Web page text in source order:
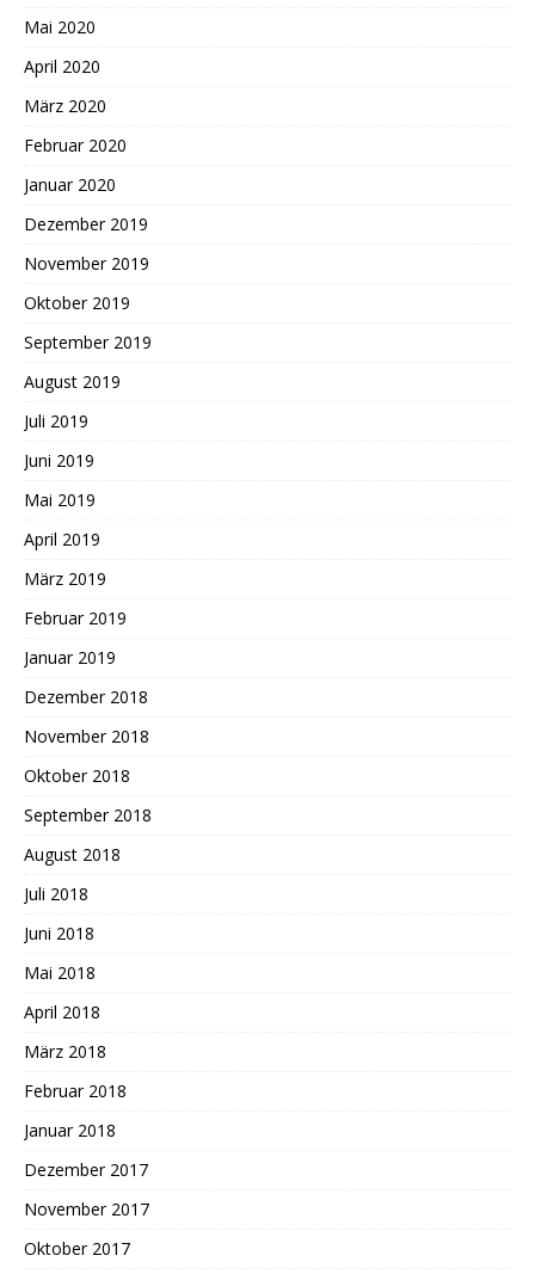
Mai 2020
April 2020
März 2020
Februar 2020
Januar 2020
Dezember 2019
November 2019
Oktober 2019
September 2019
August 2019
Juli 2019
Juni 2019
Mai 2019
April 2019
März 2019
Februar 2019
Januar 2019
Dezember 2018
November 2018
Oktober 2018
September 2018
August 2018
Juli 2018
Juni 2018
Mai 2018
April 2018
März 2018
Februar 2018
Januar 2018
Dezember 2017
November 2017
Oktober 2017